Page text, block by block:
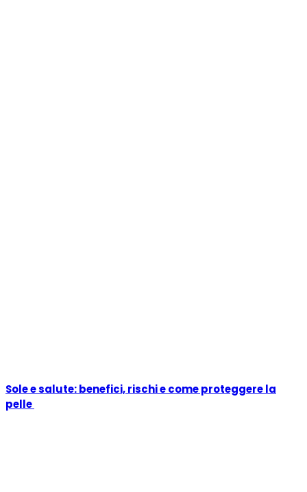
Sole e salute: benefici, rischi e come proteggere la
pelle